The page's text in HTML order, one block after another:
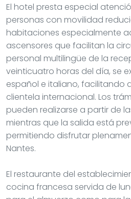
El hotel presta especial
personas con movilidad
habitaciones especialmente
ascensores que facilitan la
personal multilingüe de la
veinticuatro horas del día, se
español e italiano, facilitando
clientela internacional. Los
pueden realizarse a partir de
mientras que la salida está
permitiendo disfrutar
Nantes.
El restaurante del
cocina francesa servida de